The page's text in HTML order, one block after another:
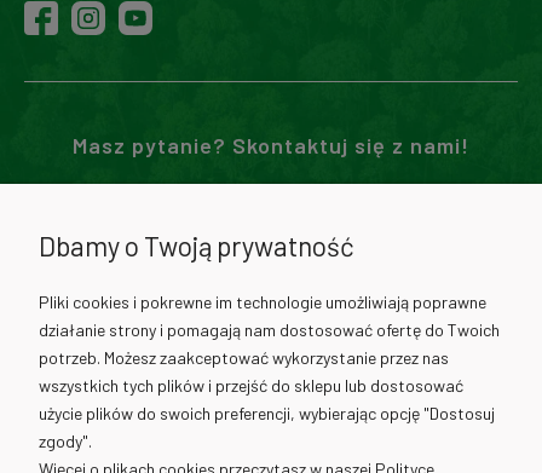
Masz pytanie? Skontaktuj się z nami!
730 012 317
info@cantino.pl
Dbamy o Twoją prywatność
Pliki cookies i pokrewne im technologie umożliwiają poprawne
działanie strony i pomagają nam dostosować ofertę do Twoich
potrzeb. Możesz zaakceptować wykorzystanie przez nas
wszystkich tych plików i przejść do sklepu lub dostosować
użycie plików do swoich preferencji, wybierając opcję "Dostosuj
zgody".
Więcej o plikach cookies przeczytasz w naszej Polityce